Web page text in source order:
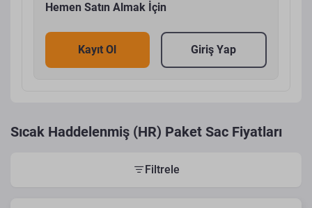
Hemen Satın Almak İçin
Kayıt Ol Giriş Yap
Sıcak Haddelenmiş (HR) Paket Sac Fiyatları
Filtrele